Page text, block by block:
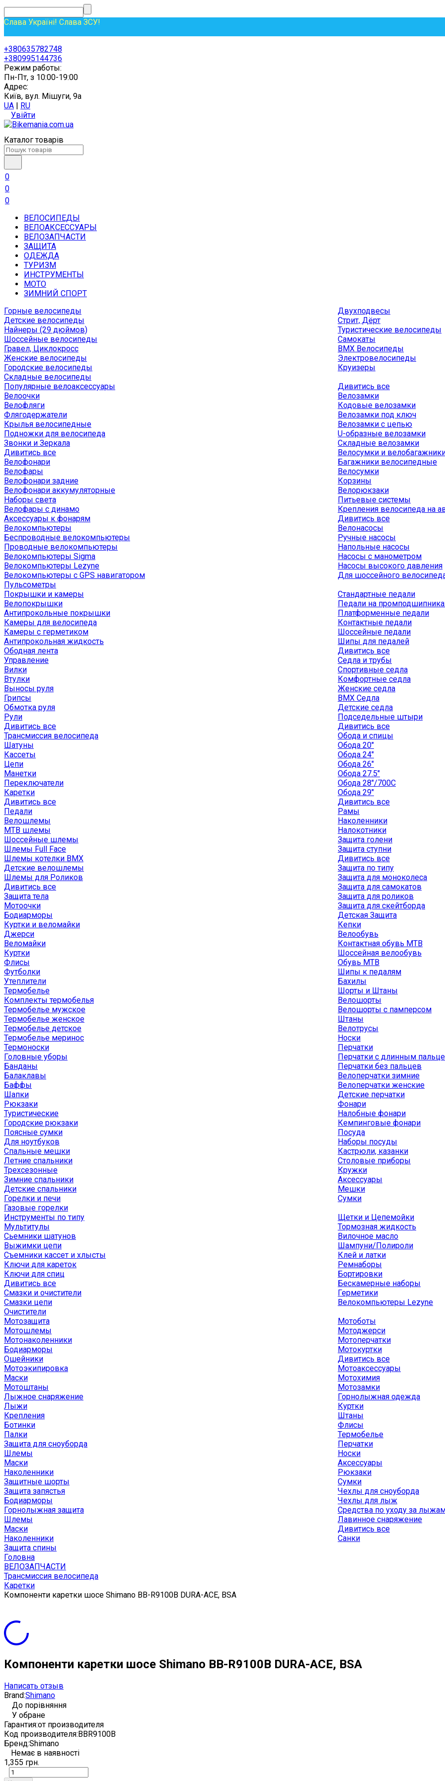
Слава Україні! Слава ЗСУ!
+380635782748
+380995144736
Режим работы:
Пн-Пт, з 10:00-19:00
Адрес:
Київ, вул. Мішуги, 9а
UA | RU
Увійти
Каталог товарів
0
0
0
ВЕЛОСИПЕДЫ
ВЕЛОАКСЕССУАРЫ
ВЕЛОЗАПЧАСТИ
ЗАЩИТА
ОДЕЖДА
ТУРИЗМ
ИНСТРУМЕНТЫ
МОТО
ЗИМНИЙ СПОРТ
Горные велосипеды
Детские велосипеды
Найнеры (29 дюймов)
Шоссейные велосипеды
Гравел, Циклокросс
Женские велосипеды
Городcкие велосипеды
Складные велосипеды
Двухподвесы
Стрит, Дёрт
Туристические велосипеды
Самокаты
BMX Велосипеды
Электровелосипеды
Круизеры
Популярные велоаксессуары
Велоочки
Велофляги
Флягодержатели
Крылья велосипедные
Подножки для велосипеда
Звонки и Зеркала
Дивитись все
Велофонари
Велофары
Велофонари задние
Велофонари аккумуляторные
Наборы света
Велофары с динамо
Аксессуары к фонарям
Велокомпьютеры
Беспроводные велокомпьютеры
Проводные велокомпьютеры
Велокомпьютеры Sigma
Велокомпьютеры Lezyne
Велокомпьютеры с GPS навигатором
Пульсометры
Дивитись все
Велозамки
Кодовые велозамки
Велозамки под ключ
Велозамки с цепью
U-образные велозамки
Складные велозамки
Велосумки и
Багажники велосипедные
Велосумки
Корзины
Велорюкзаки
Питьевые системы
Крепления велосипеда на
Дивитись все
Велонасосы
Ручные насосы
Напольные насосы
Насосы с манометром
Насосы высокого давления
Для шоссейного
Покрышки и камеры
Велопокрышки
Антипрокольные покрышки
Камеры для велосипеда
Камеры с герметиком
Антипрокольная жидкость
Ободная лента
Управление
Вилки
Втулки
Выносы руля
Грипсы
Обмотка руля
Рули
Дивитись все
Трансмиссия велосипеда
Шатуны
Кассеты
Цепи
Манетки
Переключатели
Каретки
Дивитись все
Педали
Стандартные педали
Педали на
Платформенные педали
Контактные педали
Шоссейные педали
Шипы для педалей
Дивитись все
Седла и трубы
Спортивные седла
Комфортные седла
Женские седла
BMX Седла
Детские седла
Подседельные штыри
Дивитись все
Обода и спицы
Обода 20"
Обода 24"
Обода 26"
Обода 27.5"
Обода 28"/700C
Обода 29"
Дивитись все
Рамы
Велошлемы
MTB шлемы
Шоссейные шлемы
Шлемы Full Face
Шлемы котелки BMX
Детские велошлемы
Шлемы для Роликов
Дивитись все
Защита тела
Мотоочки
Бодиарморы
Наколенники
Налокотники
Защита голени
Защита ступни
Дивитись все
Защита по типу
Защита для моноколеса
Защита для самокатов
Защита для роликов
Защита для скейтборда
Детская Защита
Куртки и веломайки
Джерси
Веломайки
Куртки
Флисы
Футболки
Утеплители
Термобелье
Комплекты термобелья
Термобелье мужское
Термобелье женское
Термобелье детское
Термобелье меринос
Термоноски
Головные уборы
Банданы
Балаклавы
Баффы
Шапки
Кепки
Велообувь
Контактная обувь MTB
Шоссейная велообувь
Обувь MTB
Шипы к педалям
Бахилы
Шорты и Штаны
Велошорты
Велошорты с памперсом
Штаны
Велотрусы
Носки
Перчатки
Перчатки с длинным
Перчатки без пальцев
Велоперчатки зимние
Велоперчатки женские
Детские перчатки
Рюкзаки
Туристические
Городские рюкзаки
Поясные сумки
Для ноутбуков
Спальные мешки
Летние спальники
Трехсезонные
Зимние спальники
Детские спальники
Горелки и печи
Газовые горелки
Фонари
Налобные фонари
Кемпинговые фонари
Посуда
Наборы посуды
Кастрюли, казанки
Столовые приборы
Кружки
Аксессуары
Мешки
Сумки
Инструменты по типу
Мультитулы
Сьемники шатунов
Выжимки цепи
Съемники кассет и хлысты
Ключи для кареток
Ключи для спиц
Дивитись все
Смазки и очистители
Смазки цепи
Очистители
Щетки и Цепемойки
Тормозная жидкость
Вилочное масло
Шампуни/Полироли
Клей и латки
Ремнаборы
Бортировки
Бескамерные наборы
Герметики
Велокомпьютеры Lezyne
Мотозащита
Мотошлемы
Мотонаколенники
Бодиарморы
Ошейники
Мотоэкипировка
Маски
Мотоштаны
Мотоботы
Мотоджерси
Мотоперчатки
Мотокуртки
Дивитись все
Мотоаксессуары
Мотохимия
Мотозамки
Лыжное снаряжение
Лыжи
Крепления
Ботинки
Палки
Защита для сноуборда
Шлемы
Маски
Наколенники
Защитные шорты
Защита запястья
Бодиарморы
Горнолыжная защита
Шлемы
Маски
Наколенники
Защита спины
Горнолыжная одежда
Куртки
Штаны
Флисы
Термобелье
Перчатки
Носки
Аксессуары
Рюкзаки
Сумки
Чехлы для сноуборда
Чехлы для лыж
Средства по уходу за
Лавинное снаряжение
Дивитись все
Санки
Головна
ВЕЛОЗАПЧАСТИ
Трансмиссия велосипеда
Каретки
Компоненти каретки шосе Shimano BB-R9100B DURA-ACE, BSA
Компоненти каретки шосе Shimano BB-R9100B DURA-ACE, BSA
Написать отзыв
Brand:Shimano
До порівняння
У обране
Гарантия:от производителя
Код производителя:BBR9100B
Бренд:Shimano
Немає в наявності
1,355 грн.